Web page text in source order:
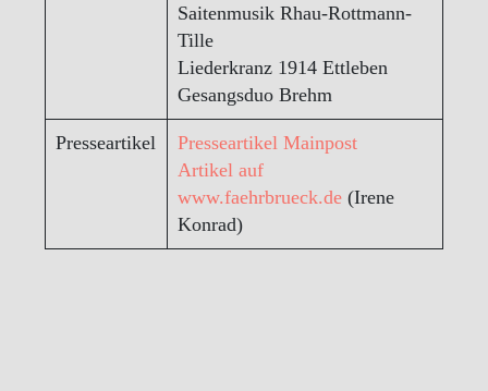
Saitenmusik Rhau-Rottmann-
Tille
Liederkranz 1914 Ettleben
Gesangsduo Brehm
Presseartikel
Presseartikel Mainpost
Artikel auf
www.faehrbrueck.de (Irene
Konrad)